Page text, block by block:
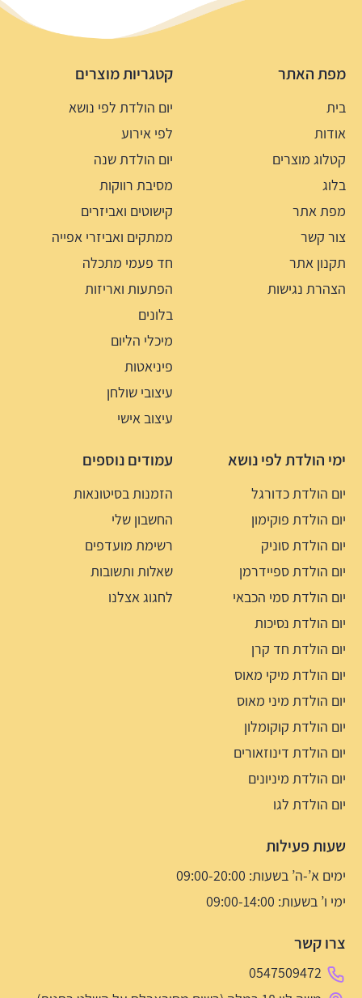
מפת האתר
בית
אודות
קטלוג מוצרים
בלוג
מפת אתר
צור קשר
תקנון אתר
הצהרת נגישות
קטגריות מוצרים
יום הולדת לפי נושא
לפי אירוע
יום הולדת שנה
מסיבת רווקות
קישוטים ואביזרים
ממתקים ואביזרי אפייה
חד פעמי מתכלה
הפתעות ואריזות
בלונים
מיכלי הליום
פיניאטות
עיצובי שולחן
עיצוב אישי
ימי הולדת לפי נושא
יום הולדת כדורגל
יום הולדת פוקימון
יום הולדת סוניק
יום הולדת ספיידרמן
יום הולדת סמי הכבאי
יום הולדת נסיכות
יום הולדת חד קרן
יום הולדת מיקי מאוס
יום הולדת מיני מאוס
יום הולדת קוקומלון
יום הולדת דינוזאורים
יום הולדת מיניונים
יום הולדת לגו
עמודים נוספים
הזמנות בסיטונאות
החשבון שלי
רשימת מועדפים
שאלות ותשובות
לחגוג אצלנו
שעות פעילות
ימים א’-ה’ בשעות: 09:00-20:00
ימי ו’ בשעות: 09:00-14:00
צרו קשר
0547509472